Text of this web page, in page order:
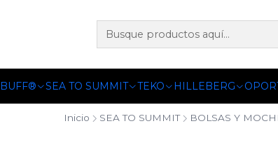
BUFF® SEA TO SUMMIT TEKO HILLEBERG
Inicio SEA TO SUMMIT BOLSAS Y